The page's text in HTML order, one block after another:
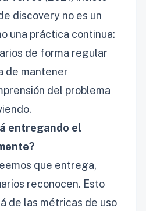
discovery no es un
una práctica continua:
de forma regular
de mantener
del problema
entregando el
que entrega,
reconocen. Esto
de las métricas de uso